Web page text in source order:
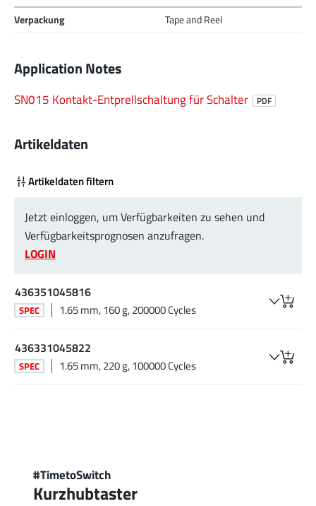
Verpackung Tape and Reel
Application Notes
SN015 Kontakt-Entprellschaltung für Schalter PDF
Artikeldaten
Artikeldaten filtern
Jetzt einloggen, um Verfügbarkeiten zu sehen und
Verfügbarkeitsprognosen anzufragen.
LOGIN
436351045816
SPEC 1.65 mm, 160 g, 200000 Cycles
436331045822
SPEC 1.65 mm, 220 g, 100000 Cycles
#TimetoSwitch
Kurzhubtaster